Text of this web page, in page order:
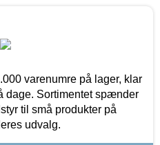
varenumre på lager, klar
dage. Sortimentet spænder
til små produkter på
udvalg.